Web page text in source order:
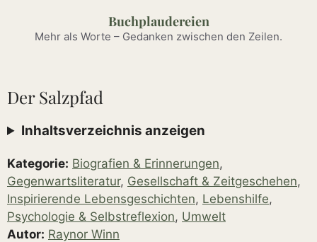
springen
Buchplaudereien
Mehr als Worte – Gedanken zwischen den Zeilen.
Der Salzpfad
Inhaltsverzeichnis anzeigen
Kategorie: Biografien & Erinnerungen,
Gegenwartsliteratur, Gesellschaft & Zeitgeschehen,
Inspirierende Lebensgeschichten, Lebenshilfe,
Psychologie & Selbstreflexion, Umwelt
Autor: Raynor Winn